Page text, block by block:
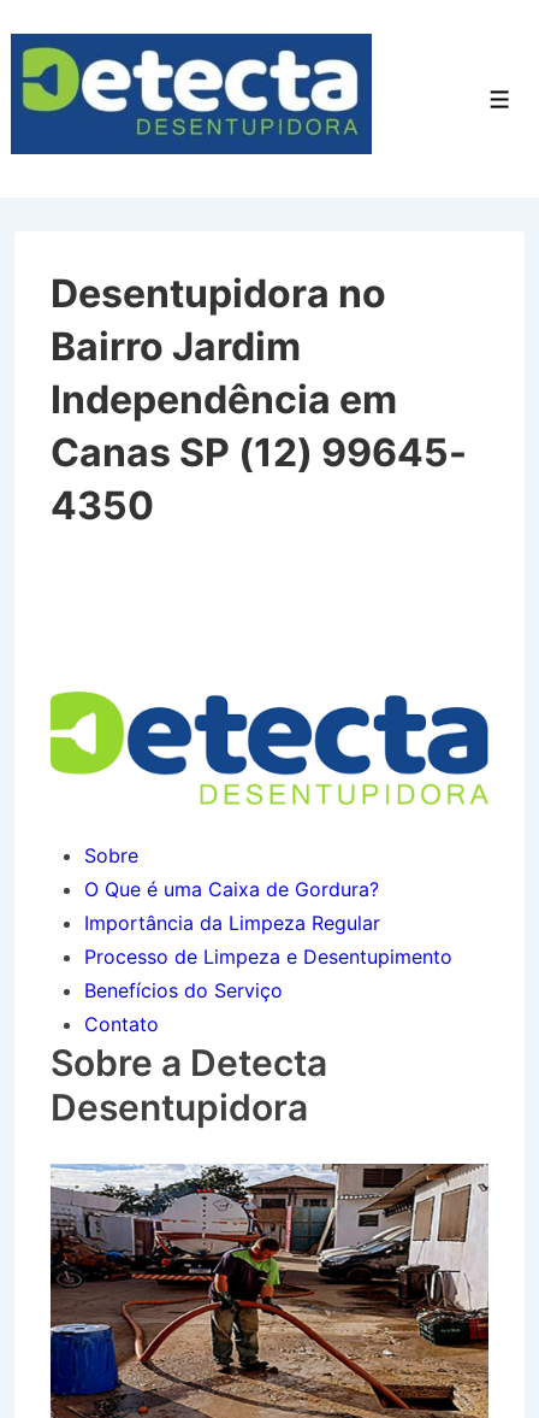
para
Conteúdo
Desentupidora no
Bairro Jardim
Independência em
Canas SP (12) 99645-
4350
Sobre
O Que é uma Caixa de Gordura?
Importância da Limpeza Regular
Processo de Limpeza e Desentupimento
Benefícios do Serviço
Contato
Sobre a Detecta
Desentupidora